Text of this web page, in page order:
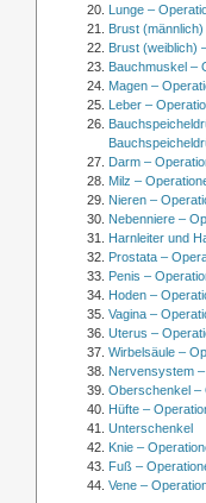
Lunge –
Brust
Brust (weiblich)
Bauchmuskel –
Magen –
Leber –
Darm –
Milz –
Nieren –
Nebenniere –
Harnleiter und
Prostata –
Penis –
Hoden –
Vagina –
Uterus –
Wirbelsäule –
Nervensystem
Oberschenkel –
Hüfte –
Unterschenkel
Knie –
Fuß –
Vene –